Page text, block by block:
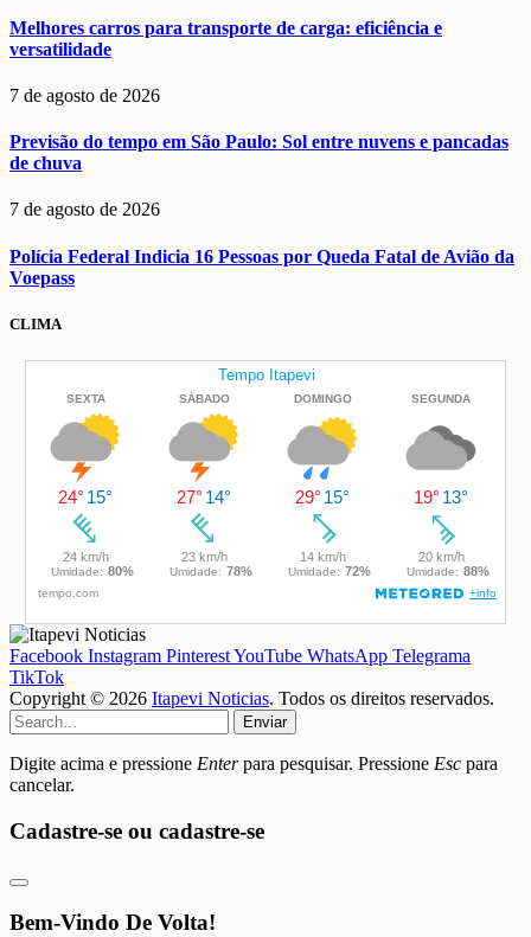
Melhores carros para transporte de carga: eficiência e
versatilidade
7 de agosto de 2026
Previsão do tempo em São Paulo: Sol entre nuvens e pancadas
de chuva
7 de agosto de 2026
Polícia Federal Indicia 16 Pessoas por Queda Fatal de Avião da
Voepass
CLIMA
Facebook Instagram PinterestYouTube WhatsApp Telegrama
TikTok
Copyright © 2026 Itapevi Noticias. Todos os direitos reservados.
Enviar
Digite acima e pressione Enterpara pesquisar. Pressione Esc para
cancelar.
Cadastre-se ou cadastre-se
Bem-Vindo De Volta!